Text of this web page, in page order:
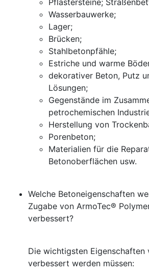
Pflastersteine;
Wasserbauwerke;
Lager;
Brücken;
Stahlbetonpfähle;
Estriche und warme
dekorativer Beton, Putz
Lösungen;
Gegenstände im
petrochemischen
Herstellung von
Porenbeton;
Materialien für die
Betonoberflächen usw.
Welche Betoneigenschaften
Zugabe von ArmoTec®
verbessert?
Die wichtigsten Eigenschaften
verbessert werden müssen: